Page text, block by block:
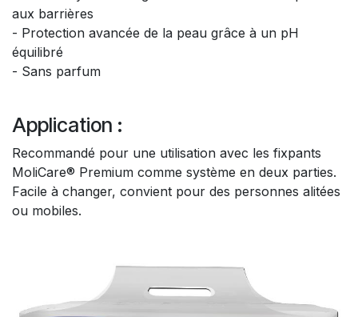
aux barrières
- Protection avancée de la peau grâce à un pH
équilibré
- Sans parfum
Application :
Recommandé pour une utilisation avec les fixpants
MoliCare® Premium comme système en deux parties.
Facile à changer, convient pour des personnes alitées
ou mobiles.